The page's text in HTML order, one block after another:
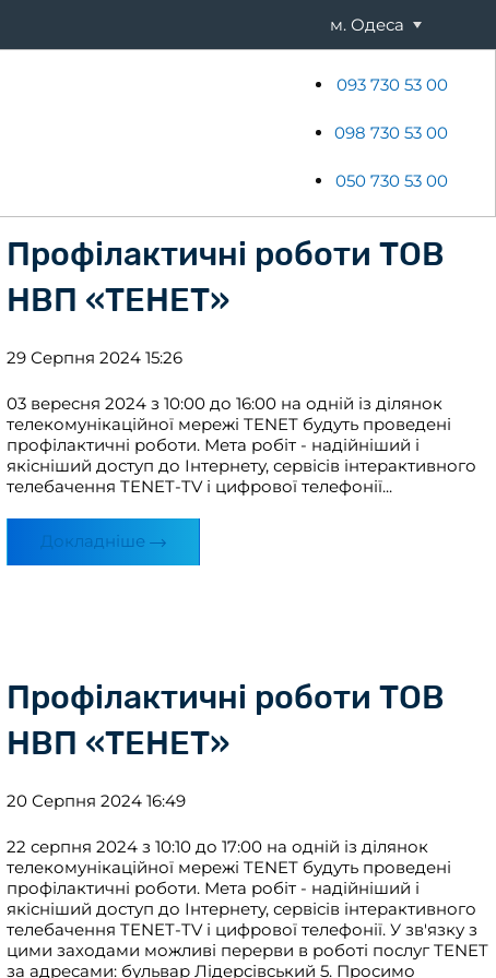
м. Одеса
093 730 53 00
098 730 53 00
050 730 53 00
Профілактичні роботи ТОВ
НВП «ТЕНЕТ»
29 Серпня 2024 15:26
03 вересня 2024 з 10:00 до 16:00 на одній із ділянок
телекомунікаційної мережі TENET будуть проведені
профілактичні роботи. Мета робіт - надійніший і
якісніший доступ до Інтернету, сервісів інтерактивного
телебачення TENET-TV і цифрової телефонії...
Докладніше
Профілактичні роботи ТОВ
НВП «ТЕНЕТ»
20 Серпня 2024 16:49
22 серпня 2024 з 10:10 до 17:00 на одній із ділянок
телекомунікаційної мережі TENET будуть проведені
профілактичні роботи. Мета робіт - надійніший і
якісніший доступ до Інтернету, сервісів інтерактивного
телебачення TENET-TV і цифрової телефонії. У зв'язку з
цими заходами можливі перерви в роботі послуг TENET
за адресами: бульвар Лідерсівський 5. Просимо